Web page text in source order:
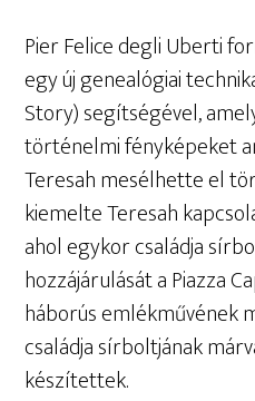
Pier Felice degli Uberti
egy új genealógiai
Story) segítségével,
történelmi fényképeket
Teresah mesélhette el
kiemelte Teresah
ahol egykor családja
hozzájárulását a Piazza
háborús emlékművének
családja sírboltjának
készítettek.